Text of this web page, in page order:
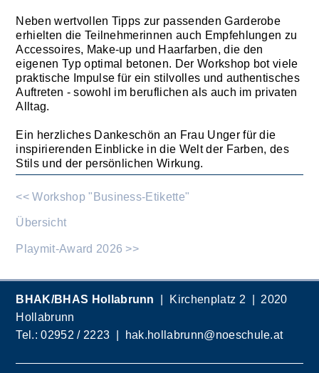
Neben wertvollen Tipps zur passenden Garderobe
erhielten die Teilnehmerinnen auch Empfehlungen zu
Accessoires, Make-up und Haarfarben, die den
eigenen Typ optimal betonen. Der Workshop bot viele
praktische Impulse für ein stilvolles und authentisches
Auftreten - sowohl im beruflichen als auch im privaten
Alltag.
Ein herzliches Dankeschön an Frau Unger für die
inspirierenden Einblicke in die Welt der Farben, des
Stils und der persönlichen Wirkung.
<< Workshop "Business-Etikette"
Übersicht
Playmit-Award 2026 >>
BHAK/BHAS Hollabrunn
| Kirchenplatz 2 | 2020
Hollabrunn
Tel.:02952 / 2223 hak.hollabrunn@noeschule.at